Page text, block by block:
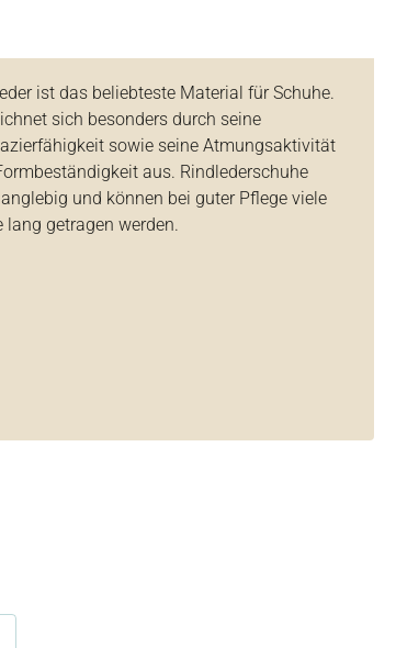
ist das beliebteste Material für Schuhe.
sich besonders durch seine
sowie seine Atmungsaktivität
aus. Rindlederschuhe
und können bei guter Pflege viele
lang getragen werden.